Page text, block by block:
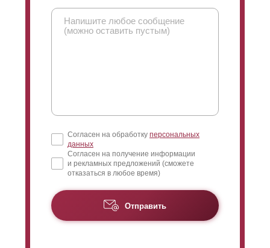
Согласен на обработку персональных
данных
Согласен на получение информации
и рекламных предложений (сможете
отказаться в любое время)
Отправить